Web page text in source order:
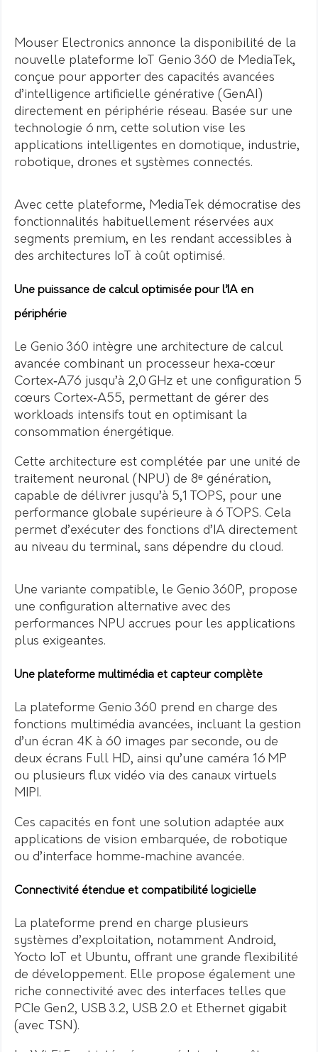
Mouser Electronics annonce la disponibilité de la
nouvelle plateforme IoT Genio 360 de MediaTek,
conçue pour apporter des capacités avancées
d’intelligence artificielle générative (GenAI)
directement en périphérie réseau. Basée sur une
technologie 6 nm, cette solution vise les
applications intelligentes en domotique, industrie,
robotique, drones et systèmes connectés.
Avec cette plateforme, MediaTek démocratise des
fonctionnalités habituellement réservées aux
segments premium, en les rendant accessibles à
des architectures IoT à coût optimisé.
Une puissance de calcul optimisée pour l’IA en
périphérie
Le Genio 360 intègre une architecture de calcul
avancée combinant un processeur hexa‑cœur
Cortex‑A76 jusqu’à 2,0 GHz et une configuration 5
cœurs Cortex‑A55, permettant de gérer des
workloads intensifs tout en optimisant la
consommation énergétique.
Cette architecture est complétée par une unité de
traitement neuronal (NPU) de 8ᵉ génération,
capable de délivrer jusqu’à 5,1 TOPS, pour une
performance globale supérieure à 6 TOPS. Cela
permet d’exécuter des fonctions d’IA directement
au niveau du terminal, sans dépendre du cloud.
Une variante compatible, le Genio 360P, propose
une configuration alternative avec des
performances NPU accrues pour les applications
plus exigeantes.
Une plateforme multimédia et capteur complète
La plateforme Genio 360 prend en charge des
fonctions multimédia avancées, incluant la gestion
d’un écran 4K à 60 images par seconde, ou de
deux écrans Full HD, ainsi qu’une caméra 16 MP
ou plusieurs flux vidéo via des canaux virtuels
MIPI.
Ces capacités en font une solution adaptée aux
applications de vision embarquée, de robotique
ou d’interface homme‑machine avancée.
Connectivité étendue et compatibilité logicielle
La plateforme prend en charge plusieurs
systèmes d’exploitation, notamment Android,
Yocto IoT et Ubuntu, offrant une grande flexibilité
de développement. Elle propose également une
riche connectivité avec des interfaces telles que
PCIe Gen2, USB 3.2, USB 2.0 et Ethernet gigabit
(avec TSN).